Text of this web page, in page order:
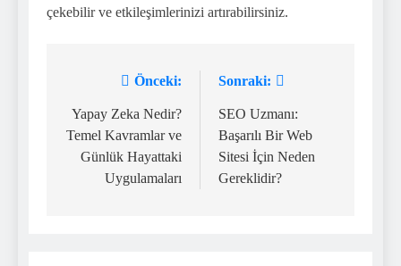
çekebilir ve etkileşimlerinizi artırabilirsiniz.
gezinmesi
Önceki:
Yapay Zeka Nedir?
Temel Kavramlar ve
Günlük Hayattaki
Uygulamaları
Sonraki:
SEO Uzmanı:
Başarılı Bir Web
Sitesi İçin Neden
Gereklidir?